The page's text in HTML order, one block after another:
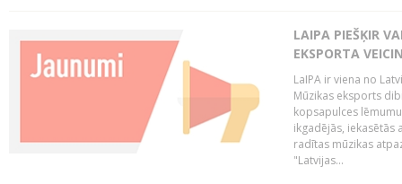
LAIPA PIEŠĶIR
EKSPORTA
LaIPA ir viena no
Mūzikas eksports
kopsapulces
ikgadējās, iekasētās
radītas mūzikas
"Latvijas...